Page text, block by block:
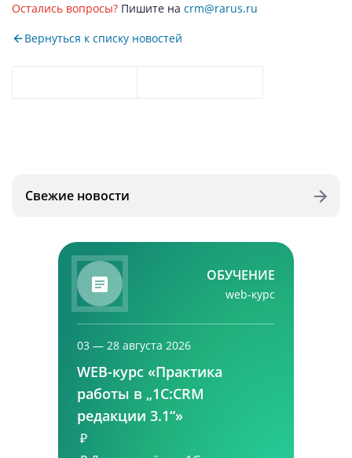
Остались вопросы? Пишите на crm@rarus.ru
Вернуться к списку новостей
Свежие новости
ОБУЧЕНИЕ
web-курс
03 — 28 августа 2026
WEB-курс «Практика
работы в „1С:CRM
редакции 3.1“»
₽